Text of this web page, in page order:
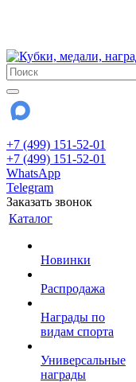
+7 (499) 151-52-01
+7 (499) 151-52-01
WhatsApp
Telegram
Заказать звонок
Каталог
Новинки
Распродажа
Награды по
видам спорта
Универсальные
награды